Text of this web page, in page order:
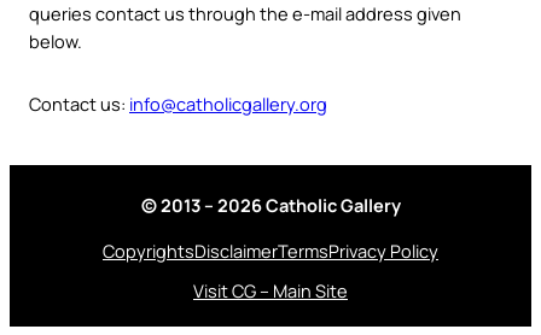
queries contact us through the e-mail address given
below.
Contact us: info@catholicgallery.org
© 2013 – 2026 Catholic Gallery
CopyrightsDisclaimerTermsPrivacy Policy
Visit CG – Main Site